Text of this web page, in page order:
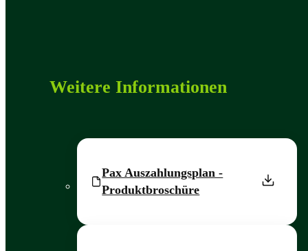
Weitere Informationen
Pax Auszahlungsplan -
Produktbroschüre